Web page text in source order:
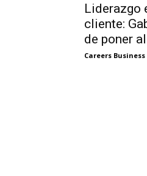
Liderazgo
cliente:
de poner
Careers Business